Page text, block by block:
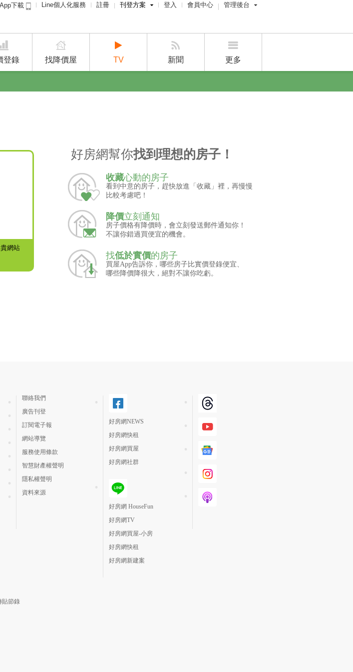
App下載 Line個人化服務 註冊 刊登方案
賣屋刊登
登入 會員中心 管理後台
經紀人員管理後台
登錄 找降價屋 TV 新聞 更多
網站
好房網幫你找到理想的房子！
收藏心動的房子
看到中意的房子，趕快放進「收藏」裡，再慢慢
比較考慮吧！
降價立刻通知
房子價格有降價時，會立刻發送郵件通知你！
不讓你錯過買便宜的機會。
找低於實價的房子
買屋App告訴你，哪些房子比實價登錄便宜、
哪些降價降很大，絕對不讓你吃虧。
聯絡我們
廣告刊登
訂閱電子報
網站導覽
服務使用條款
智慧財產權聲明
隱私權聲明
資料來源
好房網NEWS
好房網快租
好房網買屋
好房網社群
好房網 HouseFun
好房網TV
好房網買屋-小房
好房網快租
好房網新建案
貼節錄